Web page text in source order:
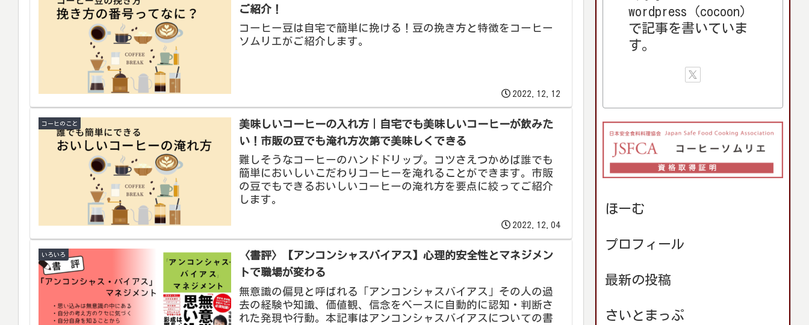
ご紹介！
コーヒー豆は自宅で簡単に挽ける！豆の挽き方と特徴をコーヒー
ソムリエがご紹介します。
2022.12.12
コーヒのこと
美味しいコーヒーの入れ方｜自宅でも美味しいコーヒーが飲みた
い！市販の豆でも淹れ方次第で美味しくできる
難しそうなコーヒーのハンドドリップ。コツさえつかめば誰でも
簡単においしいこだわりコーヒーを淹れることができます。市販
の豆でもできるおいしいコーヒーの淹れ方を要点に絞ってご紹介
します。
2022.12.04
いろいろ
〈書評〉【アンコンシャスバイアス】心理的安全性とマネジメン
トで職場が変わる
無意識の偏見と呼ばれる「アンコンシャスバイアス」その人の過
去の経験や知識、価値観、信念をベースに自動的に認知・判断さ
れた発現や行動。本記事はアンコンシャスバイアスについての書
wordpress（cocoon）
で記事を書いていま
す。
ほーむ
プロフィール
最新の投稿
さいとまっぷ